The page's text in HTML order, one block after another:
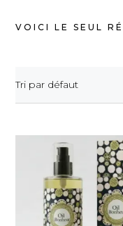
VOICI LE SEUL
Tri par défaut